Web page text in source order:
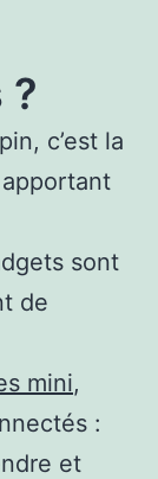
?
c’est la
sont
de
mini,
:
et